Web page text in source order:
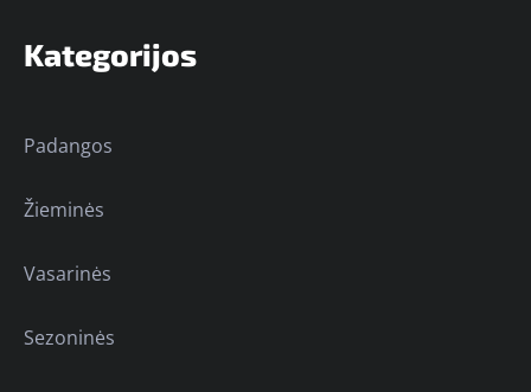
Kategorijos
Padangos
Žieminės
Vasarinės
Sezoninės